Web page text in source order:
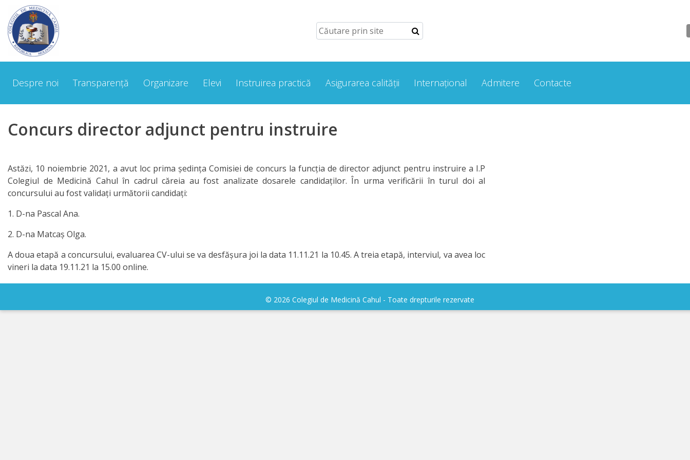
Despre
noi
Cuvântul
Directorului
Scurt
Echipa
managerială
IPCMC
Posturi
vacante
Transparență
Despre noi Transparență Organizare Elevi Instruirea practică Asigurarea calității Internațional Admitere Contacte
Concurs director adjunct pentru instruire
Astăzi, 10 noiembrie 2021, a avut loc prima ședința Comisiei de concurs la funcția de director adjunct pentru instruire a I.P
Colegiul de Medicină Cahul în cadrul căreia au fost analizate dosarele candidaților. În urma verificării în turul doi al
concursului au fost validați următorii candidați:
1. D-na Pascal Ana.
2. D-na Matcaș Olga.
A doua etapă a concursului, evaluarea CV-ului se va desfăşura joi la data 11.11.21 la 10.45. A treia etapă, interviul, va avea loc
vineri la data 19.11.21 la 15.00 online.
© 2026 Colegiul de Medicină Cahul - Toate drepturile rezervate